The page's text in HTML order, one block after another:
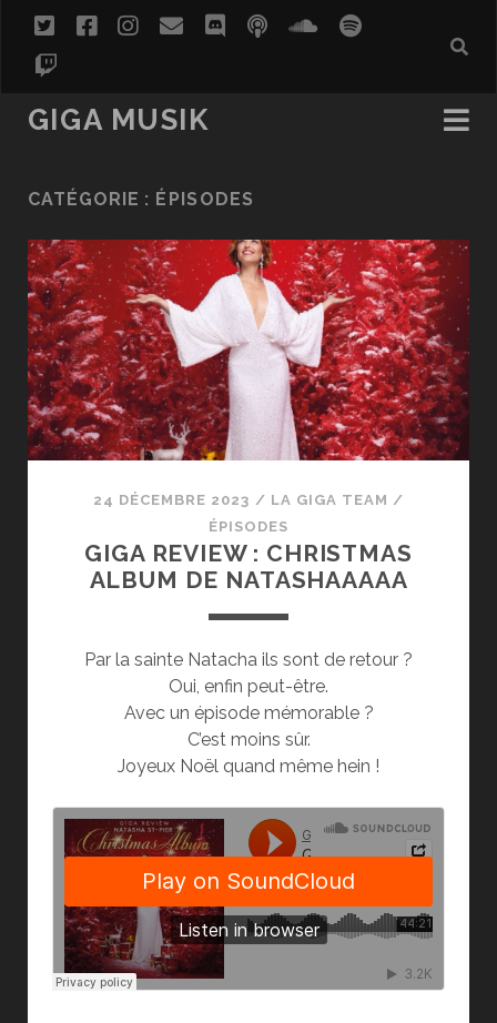
twitterfacebookinstagram
emaildiscordpodcastsoundcloud
spotify
twitch
GIGA MUSIK
CATÉGORIE : ÉPISODES
24 DÉCEMBRE 2023 / LA GIGA TEAM /
ÉPISODES
GIGA REVIEW : CHRISTMAS
ALBUM DE NATASHAAAAA
Par la sainte Natacha ils sont de retour ?
Oui, enfin peut-être.
Avec un épisode mémorable ?
C’est moins sûr.
Joyeux Noël quand même hein !